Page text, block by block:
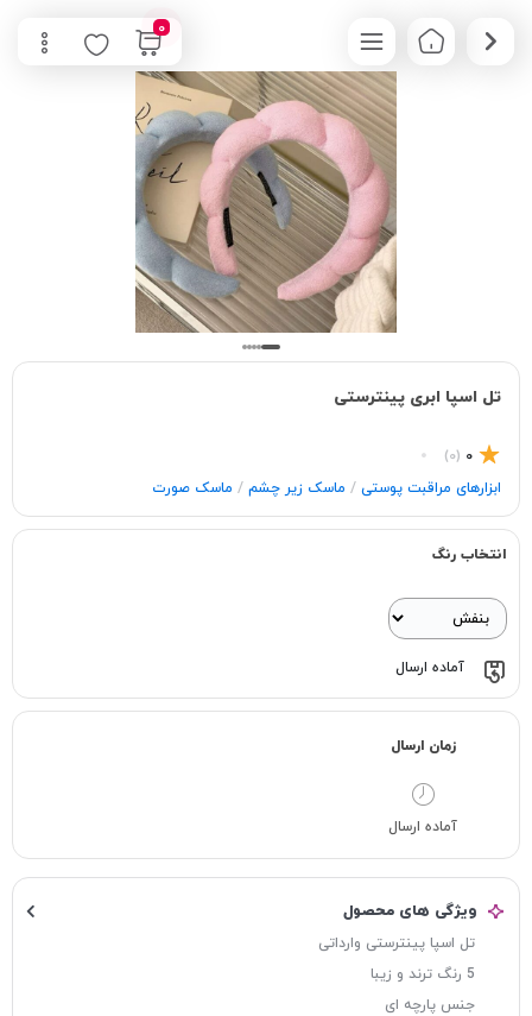
0
تل اسپا ابری پینترستی
0
(0)
ابزارهای مراقبت پوستی / ماسک زیر چشم / ماسک صورت
انتخاب رنگ
آماده ارسال
زمان ارسال
آماده ارسال
ویژگی های محصول
تل اسپا پینترستی وارداتی
5 رنگ ترند و زیبا
جنس پارچه ای